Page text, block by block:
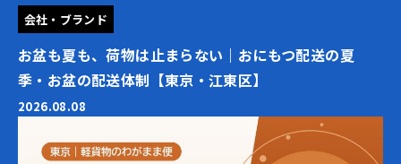
会社・ブランド
お盆も夏も、荷物は止まらない｜おにもつ配送の夏
季・お盆の配送体制【東京・江東区】
2026.08.08